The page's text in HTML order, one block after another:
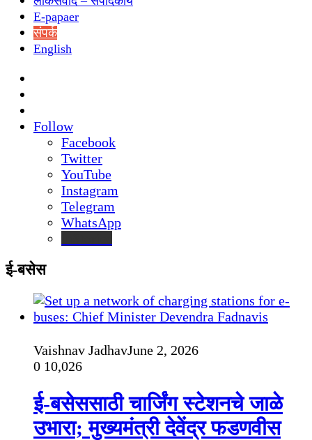
E-papaer
संपर्क
English
Follow
Facebook
Twitter
YouTube
Instagram
Telegram
WhatsApp
ई-बसेस
Vaishnav JadhavJune 2, 2026
0 10,026
ई-बसेससाठी चार्जिंग स्टेशनचे जाळे
उभारा; मुख्यमंत्री देवेंद्र फडणवीस